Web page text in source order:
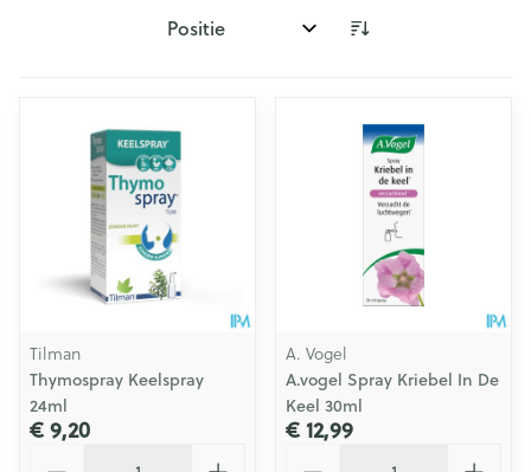
Sorteer op:
Tilman
Thymospray Keelspray
24ml
€ 9,20
A. Vogel
A.vogel Spray Kriebel In De
Keel 30ml
€ 12,99